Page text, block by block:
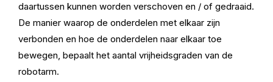
daartussen kunnen worden verschoven en / of gedraaid.
De manier waarop de onderdelen met elkaar zijn
verbonden en hoe de onderdelen naar elkaar toe
bewegen, bepaalt het aantal vrijheidsgraden van de
robotarm.